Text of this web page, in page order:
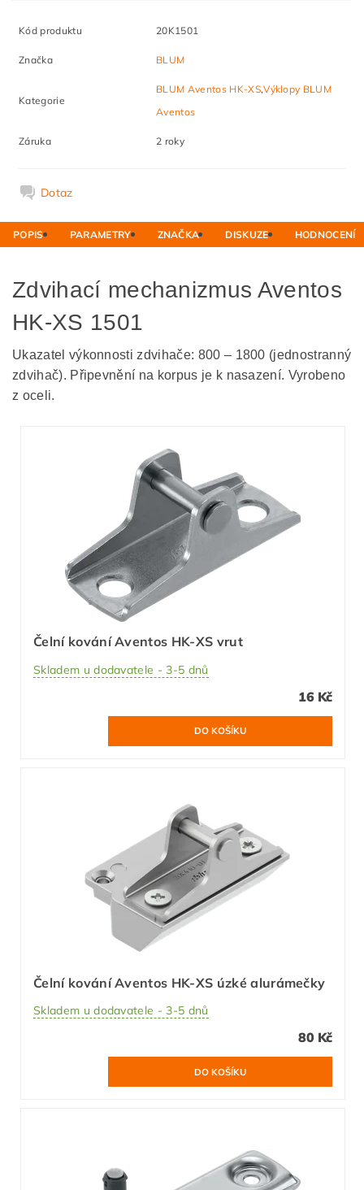
Kód produktu 20K1501
Značka BLUM
Kategorie
BLUM Aventos HK-XS,Výklopy BLUM
Aventos
Záruka 2 roky
Dotaz
POPIS PARAMETRY ZNAČKA DISKUZE HODNOCENÍ
Zdvihací mechanizmus Aventos
HK-XS 1501
Ukazatel výkonnosti zdvihače: 800 – 1800 (jednostranný
zdvihač). Připevnění na korpus je k nasazení. Vyrobeno
z oceli.
Čelní kování Aventos HK-XS vrut
Skladem u dodavatele - 3-5 dnů
16 Kč
Čelní kování Aventos HK-XS úzké alurámečky
Skladem u dodavatele - 3-5 dnů
80 Kč